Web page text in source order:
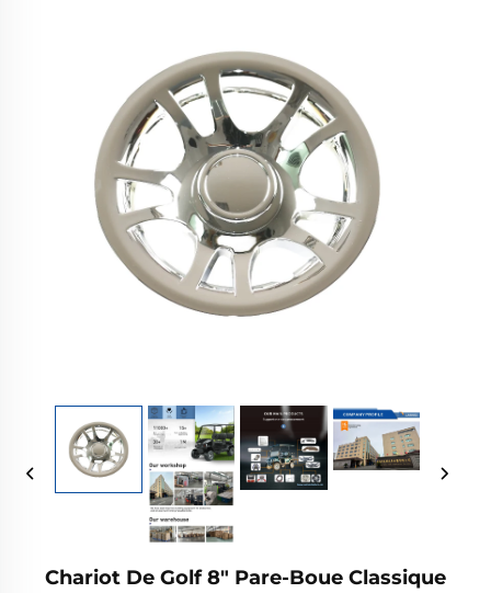
Chariot De Golf 8" Pare-Boue Classique